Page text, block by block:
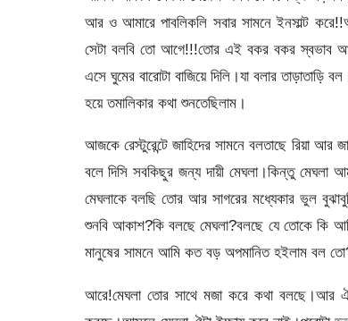
আর ও আমারে পাবলিকলি সবার সামনে ইনসাল্ট
সেটা বলবি তো আগে!!!তোর এই বকর বকর স্বভাব
এসে ঘুমের বারোটা বাজিয়ে দিলি।যা বলার
হয়ে তমালিকার কথা শুনতেছিলাম।
আজকে রেস্টুরেন্টে জাহিদের সামনে বলতাছে রিয়া
বলে দিসি সবকিছুর জন্য দায়ী মেঘলা।কিন্তু মেঘলা
মেঘলাকে বলছি তোর আর সাগরের মধ্যেকার ভুল
শুনবি আকাশ?কি বলছে মেঘলা?বলছে যে তোকে কি
মানুষের সামনে আমি কত বড় অপমানিত হইলাম বল
আরে!মেঘলা তোর সাথে মজা করে কথা বলছে।আর